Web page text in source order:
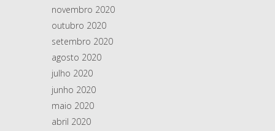
novembro 2020
outubro 2020
setembro 2020
agosto 2020
julho 2020
junho 2020
maio 2020
abril 2020